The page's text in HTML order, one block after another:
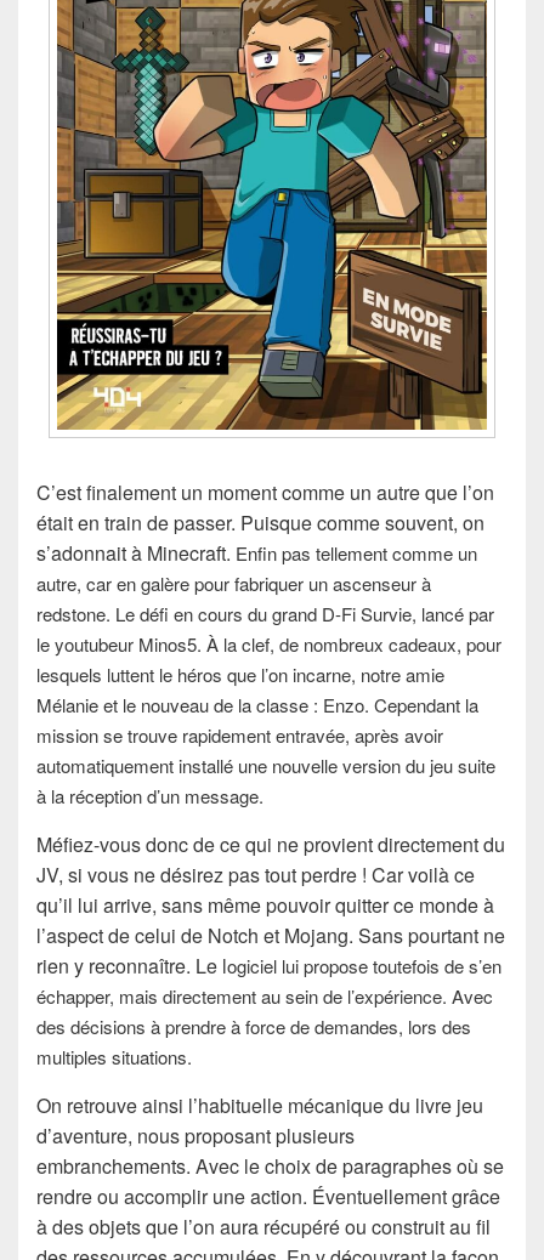
C’est finalement un moment comme un autre que l’on
était en train de passer. Puisque comme souvent, on
s’adonnait à Minecraft. Enfin pas tellement comme un
autre, car en galère pour fabriquer un ascenseur à
redstone. Le défi en cours du grand D-Fi Survie, lancé par
le youtubeur Minos5. À la clef, de nombreux cadeaux, pour
lesquels luttent le héros que l’on incarne, notre amie
Mélanie et le nouveau de la classe : Enzo. Cependant la
mission se trouve rapidement entravée, après avoir
automatiquement installé une nouvelle version du jeu suite
à la réception d’un message.
Méfiez-vous donc de ce qui ne provient directement du
JV, si vous ne désirez pas tout perdre ! Car voilà ce
qu’il lui arrive, sans même pouvoir quitter ce monde à
l’aspect de celui de Notch et Mojang. Sans pourtant ne
rien y reconnaître. Le logiciel lui propose toutefois de s’en
échapper, mais directement au sein de l’expérience. Avec
des décisions à prendre à force de demandes, lors des
multiples situations.
On retrouve ainsi l’habituelle mécanique du livre jeu
d’aventure, nous proposant plusieurs
embranchements. Avec le choix de paragraphes où se
rendre ou accomplir une action. Éventuellement grâce
à des objets que l’on aura récupéré ou construit au fil